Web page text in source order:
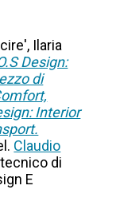
Ilaria
Design:
di
Interior
Claudio
di
E